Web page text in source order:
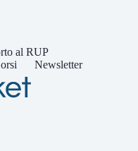
al RUP
Newsletter